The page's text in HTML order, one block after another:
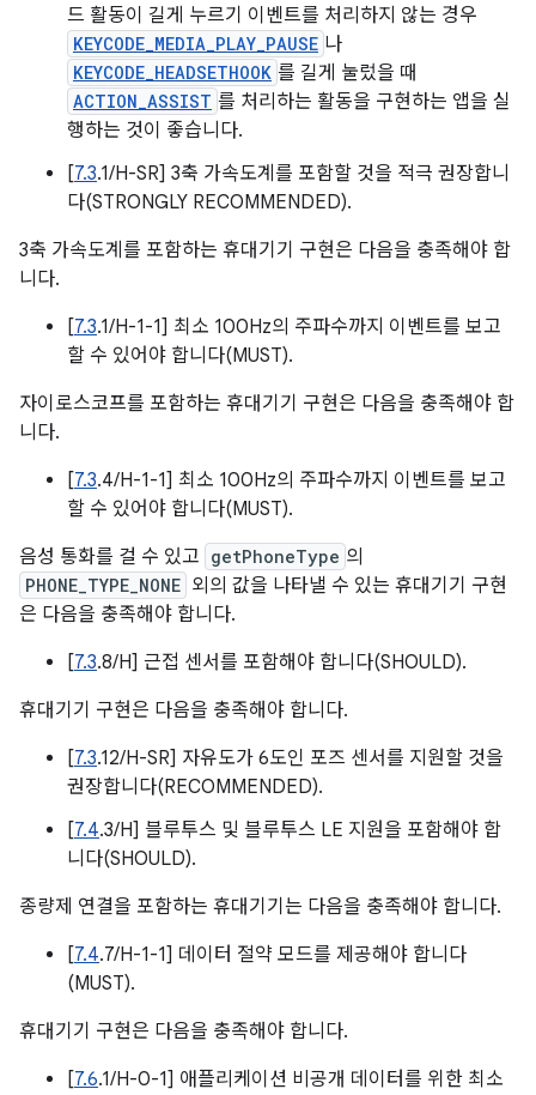
드 활동이 길게 누르기 이벤트를 처리하지 않는 경우
KEYCODE_MEDIA_PLAY_PAUSE 나
KEYCODE_HEADSETHOOK 를 길게 눌렀을 때
ACTION_ASSIST 를 처리하는 활동을 구현하는 앱을 실
행하는 것이 좋습니다.
[7.3.1/H-SR] 3축 가속도계를 포함할 것을 적극 권장합니
다(STRONGLY RECOMMENDED).
3축 가속도계를 포함하는 휴대기기 구현은 다음을 충족해야 합
니다.
[7.3.1/H-1-1] 최소 100Hz의 주파수까지 이벤트를 보고
할 수 있어야 합니다(MUST).
자이로스코프를 포함하는 휴대기기 구현은 다음을 충족해야 합
니다.
[7.3.4/H-1-1] 최소 100Hz의 주파수까지 이벤트를 보고
할 수 있어야 합니다(MUST).
음성 통화를 걸 수 있고 getPhoneType 의
PHONE_TYPE_NONE 외의 값을 나타낼 수 있는 휴대기기 구현
은 다음을 충족해야 합니다.
[7.3.8/H] 근접 센서를 포함해야 합니다(SHOULD).
휴대기기 구현은 다음을 충족해야 합니다.
[7.3.12/H-SR] 자유도가 6도인 포즈 센서를 지원할 것을
권장합니다(RECOMMENDED).
[7.4.3/H] 블루투스 및 블루투스 LE 지원을 포함해야 합
니다(SHOULD).
종량제 연결을 포함하는 휴대기기는 다음을 충족해야 합니다.
[7.4.7/H-1-1] 데이터 절약 모드를 제공해야 합니다
(MUST).
휴대기기 구현은 다음을 충족해야 합니다.
[7.6.1/H-0-1] 애플리케이션 비공개 데이터를 위한 최소